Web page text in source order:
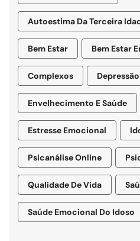
Autoestima Da Terceira
Bem Estar Bem Estar
Complexos Depressão
Envelhecimento E Saúde
Estresse Emocional
Psicanálise Online
Qualidade De Vida
Saúde Emocional Do Idoso